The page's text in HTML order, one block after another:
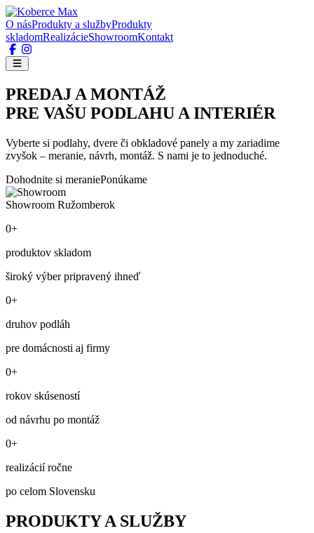
O násProdukty a službyProdukty
skladomRealizácieShowroomKontakt
PREDAJ A MONTÁŽ
PRE VAŠU PODLAHU A INTERIÉR
Vyberte si podlahy, dvere či obkladové panely a my zariadime
zvyšok – meranie, návrh, montáž. S nami je to jednoduché.
Dohodnite si meraniePonúkame
Showroom Ružomberok
0+
produktov skladom
široký výber pripravený ihneď
0+
druhov podláh
pre domácnosti aj firmy
0+
rokov skúseností
od návrhu po montáž
0+
realizácií ročne
po celom Slovensku
PRODUKTY A SLUŽBY